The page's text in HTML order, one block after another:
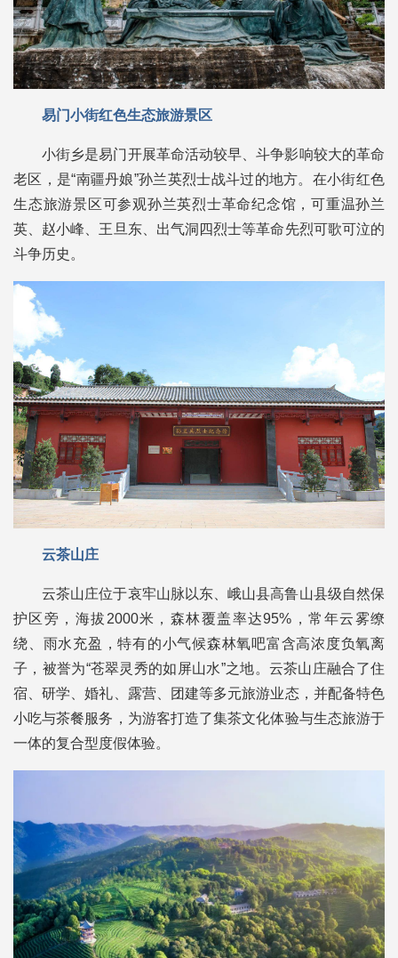
易门小街红色生态旅游景区
小街乡是易门开展革命活动较早、斗争影响较大的革命
老区，是“南疆丹娘”孙兰英烈士战斗过的地方。在小街红色
生态旅游景区可参观孙兰英烈士革命纪念馆，可重温孙兰
英、赵小峰、王旦东、出气洞四烈士等革命先烈可歌可泣的
斗争历史。
云茶山庄
云茶山庄位于哀牢山脉以东、峨山县高鲁山县级自然保
护区旁，海拔2000米，森林覆盖率达95%，常年云雾缭
绕、雨水充盈，特有的小气候森林氧吧富含高浓度负氧离
子，被誉为“苍翠灵秀的如屏山水”之地。云茶山庄融合了住
宿、研学、婚礼、露营、团建等多元旅游业态，并配备特色
小吃与茶餐服务，为游客打造了集茶文化体验与生态旅游于
一体的复合型度假体验。